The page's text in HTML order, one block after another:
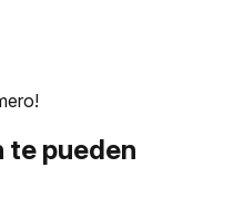
te pueden